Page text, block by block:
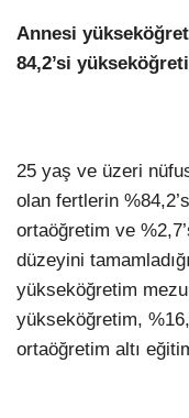
Annesi
84,2’si
25 yaş ve üzeri
olan fertlerin
ortaöğretim ve
düzeyini
yükseköğretim
yükseköğretim,
ortaöğretim altı